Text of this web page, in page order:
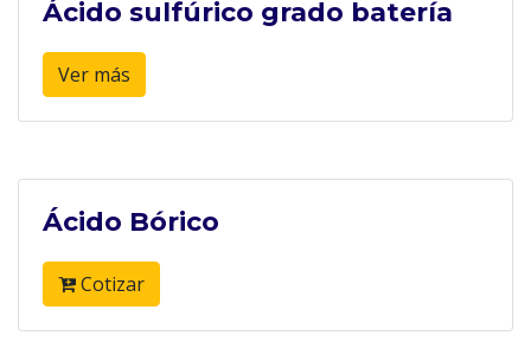
Ácido sulfúrico grado batería
Ver más
Ácido Bórico
Cotizar